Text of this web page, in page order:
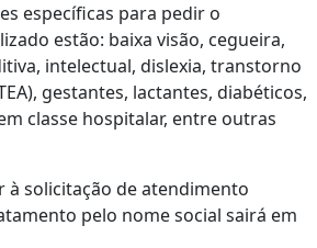
específicas para pedir o
estão: baixa visão, cegueira,
intelectual, dislexia, transtorno
gestantes, lactantes, diabéticos,
classe hospitalar, entre outras
à solicitação de atendimento
pelo nome social sairá em